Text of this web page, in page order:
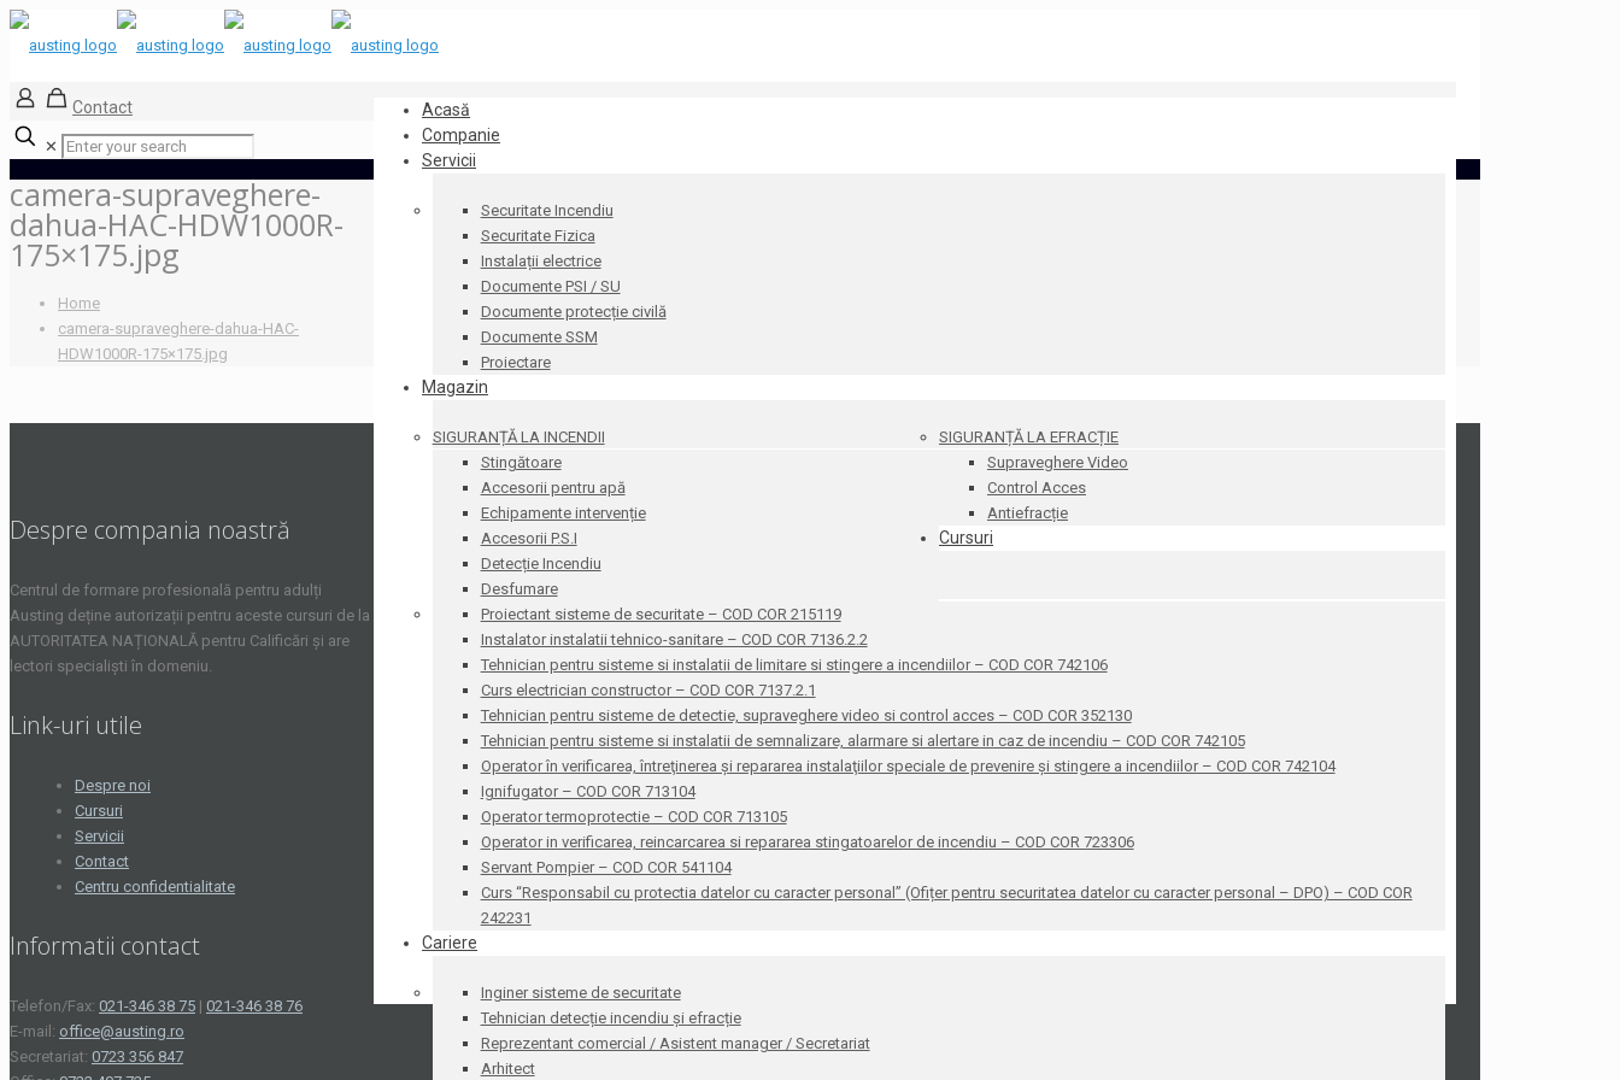
Acasă
Companie
Servicii
Securitate Incendiu
Securitate Fizica
Instalații electrice
Documente PSI / SU
Documente protecție civilă
Documente SSM
Proiectare
Magazin
SIGURANȚĂ LA INCENDII
Stingătoare
Accesorii pentru apă
Echipamente intervenție
Accesorii P.S.I
Detecție Incendiu
Desfumare
SIGURANȚĂ LA EFRACȚIE
Supraveghere Video
Control Acces
Antiefracție
Cursuri
Proiectant sisteme de securitate – COD COR 215119
Instalator instalatii tehnico-sanitare – COD COR 7136.2.2
Tehnician pentru sisteme si instalatii de limitare si stingere a incendiilor – COD COR 742106
Curs electrician constructor – COD COR 7137.2.1
Tehnician pentru sisteme de detectie, supraveghere video si control acces – COD COR 352130
Tehnician pentru sisteme si instalatii de semnalizare, alarmare si alertare in caz de incendiu – COD COR 742105
Operator în verificarea, întreţinerea şi repararea instalaţiilor speciale de prevenire şi stingere a incendiilor – COD COR 742104
Ignifugator – COD COR 713104
Operator termoprotectie – COD COR 713105
Operator in verificarea, reincarcarea si repararea stingatoarelor de incendiu – COD COR 723306
Servant Pompier – COD COR 541104
Curs “Responsabil cu protectia datelor cu caracter personal” (Ofițer pentru securitatea datelor cu caracter personal – DPO) – COD COR
242231
Cariere
Inginer sisteme de securitate
Tehnician detecție incendiu și efracție
Reprezentant comercial / Asistent manager / Secretariat
Arhitect
Contact
✕
camera-supraveghere-
dahua-HAC-HDW1000R-
175×175.jpg
Home
camera-supraveghere-dahua-HAC-
HDW1000R-175×175.jpg
Despre compania noastră
Centrul de formare profesională pentru adulți
Austing deține autorizații pentru aceste cursuri de la
AUTORITATEA NAȚIONALĂ pentru Calificări și are
lectori specialiști în domeniu.
Link-uri utile
Despre noi
Cursuri
Servicii
Contact
Centru confidentialitate
Informatii contact
Telefon/Fax: 021-346 38 75 | 021-346 38 76
E-mail: office@austing.ro
Secretariat: 0723 356 847